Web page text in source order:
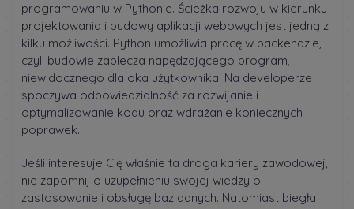
programowaniu w Pythonie. Ścieżka rozwoju w kierunku
projektowania i budowy aplikacji webowych jest jedną z
kilku możliwości. Python umożliwia pracę w backendzie,
czyli budowie zaplecza napędzającego program,
niewidocznego dla oka użytkownika. Na developerze
spoczywa odpowiedzialność za rozwijanie i
optymalizowanie kodu oraz wdrażanie koniecznych
poprawek.
Jeśli interesuje Cię właśnie ta droga kariery zawodowej,
nie zapomnij o uzupełnieniu swojej wiedzy o
zastosowanie i obsługę baz danych. Natomiast biegła